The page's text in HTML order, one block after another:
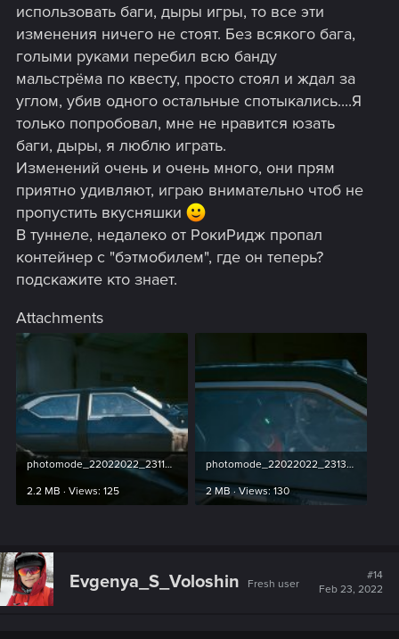
использовать баги, дыры игры, то все эти
изменения ничего не стоят. Без всякого бага,
голыми руками перебил всю банду
мальстрёма по квесту, просто стоял и ждал за
углом, убив одного остальные спотыкались....Я
только попробовал, мне не нравится юзать
баги, дыры, я люблю играть.
Изменений очень и очень много, они прям
приятно удивляют, играю внимательно чтоб не
пропустить вкусняшки
В туннеле, недалеко от РокиРидж пропал
контейнер с "бэтмобилем", где он теперь?
подскажите кто знает.
Attachments
photomode_22022022_231133.jpg
2.2 MB · Views: 125
photomode_22022022_231312.jpg
2 MB · Views: 130
Evgenya_S_Voloshin Fresh user
#14
Feb 23, 2022